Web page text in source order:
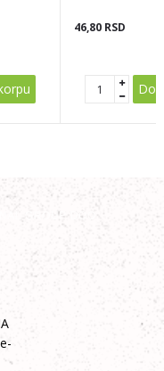
46,80 RSD